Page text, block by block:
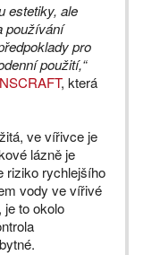
estetiky, ale
používání
pro
použití,“
, která
ve vířivce je
lázně je
riziko rychlejšího
vody ve vířivé
to okolo